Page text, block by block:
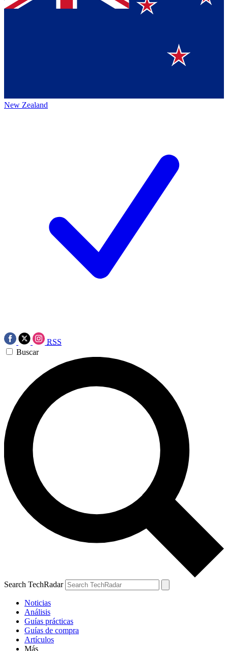
New Zealand
RSS
Buscar
Search TechRadar
Noticias
Análisis
Guías prácticas
Guías de compra
Artículos
Más